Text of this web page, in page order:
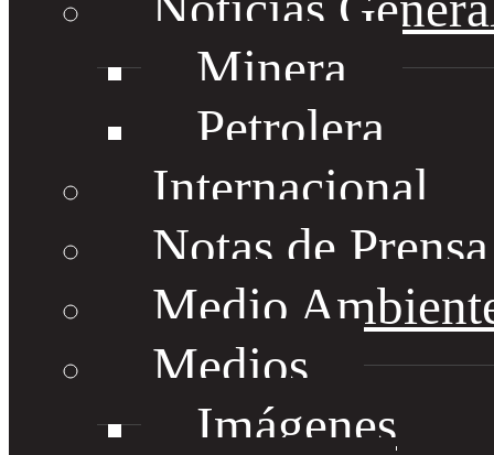
Minera
Petrolera
Internacional
Notas de
Medio
Medios
Imágenes